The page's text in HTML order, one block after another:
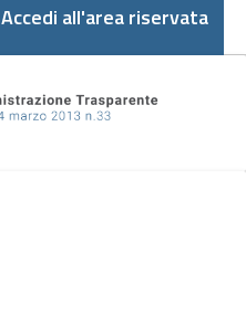
Accedi all'area riservata